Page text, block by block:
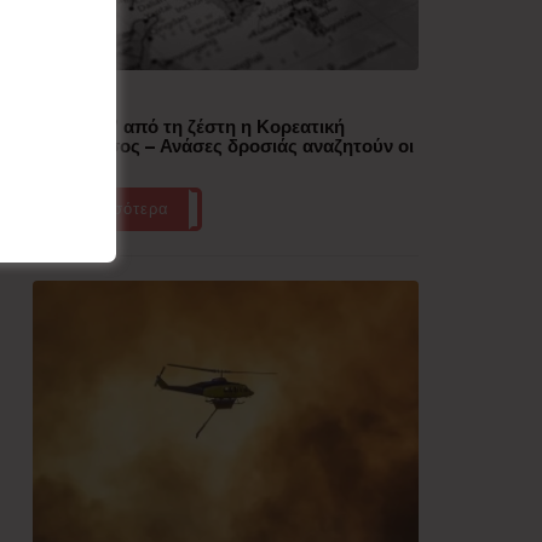
“Έλιωσε” από τη ζέστη η Κορεατική
Χερσόνησος – Ανάσες δροσιάς αναζητούν οι
Περισσότερα